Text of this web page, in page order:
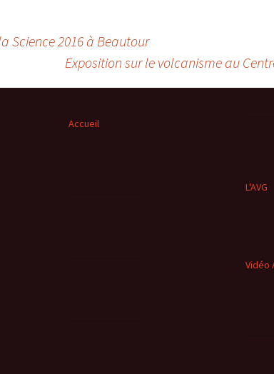
Science 2016 à Beautour
Exposition sur le volcanisme au
Accueil
L'AVG
Vidéo